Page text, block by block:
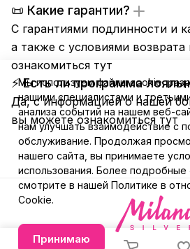
📜 Какие гарантии?
С гарантиями подлинности и
а также с условиями
ознакомиться тут
⚡ Есть ли программа
Да, с информацией о нашей
вы можете ознакомитьсятут
Мы используем файлы cookie,
нашими специалистами и
анализа событий на нашем веб-
нам улучшать взаимодействие с
обслуживание. Продолжая
нашего сайта, вы принимаете
использования. Более подробные
смотрите в нашей Политике в
Cookie.
Принимаю